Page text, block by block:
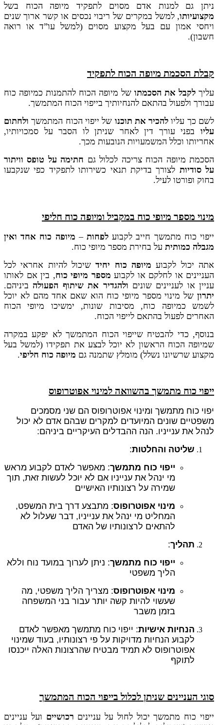
ניתן גם למנות אדם מסוים לתפקיד מיופה הכוח בשל
מקצועיותו, למשל במקרים של ריבוי נכסים או קשר ארוך שנים
ויחסי אמון עם בעל מקצוע מסוים (למשל עו”ד או רואה
חשבון).
קבלת הסכמת מיופה הכוח לתפקיד
עליך לקבל את הסכמתו של מיופה הכוח להתמנות כמיופה כוח
עבורך ולפעול בהתאם להנחיותיך בייפוי הכוח המתמשך.
לשם כך עליו להכיר את תוכנו של ייפוי הכוח המתמשך ולחתום
עליו בפני עורך דין לאחר שניתן לו הסבר על סמכויותיו,
אחריותו וכלל המשמעויות הנובעות מכך.
הסכמת מיופה הכוח צריכה לכלול גם חתימה על טופס וויתור
על סודיות לצורך בדיקת תנאי כשירותו לתפקיד כפי שנקבעו
בחוק ופורטו לעיל.
מינוי מספר מיופי כוח במקביל ומיופה כוח חליפי
ייפוי כוח מתמשך חייב לקבוע לפחות– מיופה כוח אחד ואין
מגבלה כמותית על בחירת מספר מיופי כוח.
אתה יכול לקבוע מיופה כוח יחיד שיכול להיות אחראי לכל
העניינים או לחלקם או לקבוע מספר מיופי כוח, בין אם לאותו
עניין או לעניינים שונים ולהגדיר את שיתוף הפעולה ביניהם.
יתרון של מינוי מספר מיופי כוח הוא שאם אחד מהם לא יוכל
לשמש כמיופה כוח, מסיבות שונות, ימשיכו מיופי הכוח
האחרים לפעול בהתאם לייפוי הכוח.
בנוסף, כדי להבטיח שייפוי הכוח המתמשך לא יפקע במקרה
שמיופה הכוח הראשון לא יוכל לבצע את תפקידו (למשל בעל
מקצוע שרשיונו נשלל) מומלץ שתמנה גם מיופה כוח חליפי.
ייפוי כוח מתמשך בהשוואה למינוי אפוטרופוס
יפוי כוח מתמשך ומינוי אפוטרופוס הם שני מסמכים
משפטיים שונים המיועדים למקרים שבהם אדם לא יכול
לנהל את ענייניו. הנה ההבדלים העיקריים ביניהם:
שליטה והחלטות:
ייפוי כוח מתמשך: מאפשר לאדם לקבוע מראש
מי ינהל את ענייניו אם לא יוכל לעשות זאת, תוך
שמירה על רצונותיו האישיים
מינוי אפוטרופוס: מתבצע דרך בית המשפט,
המחליט מי ינהל את ענייניו, דבר שעלול לא
להתאים לרצונותיו של האדם
תהליך:
ייפוי כוח מתמשך: ניתן לערוך במועד נוח וללא
הליך משפטי
מינוי אפוטרופוס: מצריך הליך משפטי, מה
שעשוי להיות קשה יותר עבור בני המשפחה
בזמן משבר
הנחיות אישיות: ייפוי כוח מתמשך מאפשר לאדם
לקבוע הנחיות מדויקות על פי רצונותיו, בעוד שמינוי
אפוטרופוס לא תמיד מבטיח שהרצונות האלה ייכנסו
לתוקף
סוגי העניינים שניתן לכלול בייפוי הכוח המתמשך
ייפוי כוח מתמשך יכול לחול על עניינים רכושיים ועל עניינים